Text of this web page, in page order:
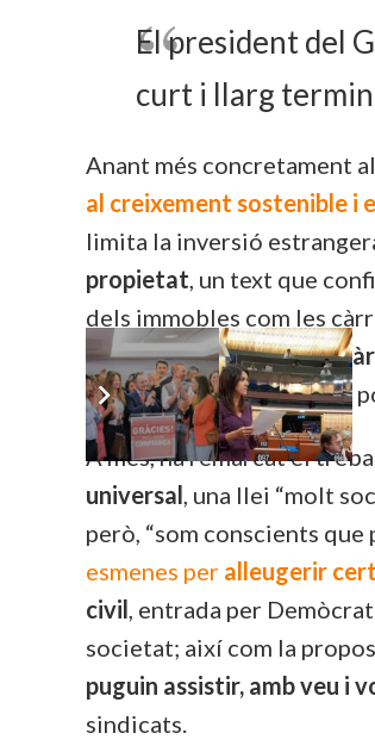
El president del
curt i llarg
Anant més concretament
al creixement sostenible i
limita la inversió
propietat, un text que
dels immobles com les
de transaccions
i col·lectius implicats per
A més, ha remarcat el
universal, una llei “molt
però, “som conscients
esmenes per alleugerir
civil, entrada per
societat; així com la
puguin assistir, amb veu i
sindicats.